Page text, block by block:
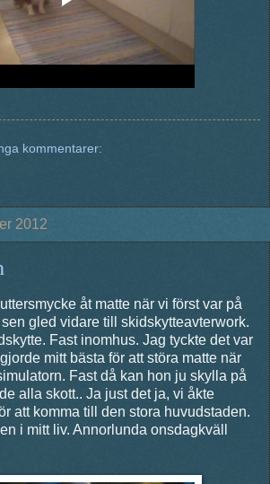
kommentarer:
2012
åt matte när vi först var på
gled vidare till skidskytteavterwork.
Fast inomhus. Jag tyckte det var
mitt bästa för att störa matte när
Fast då kan hon ju skylla på
alla skott.. Ja just det ja, vi åkte
att komma till den stora huvudstaden.
i mitt liv. Annorlunda onsdagkväll